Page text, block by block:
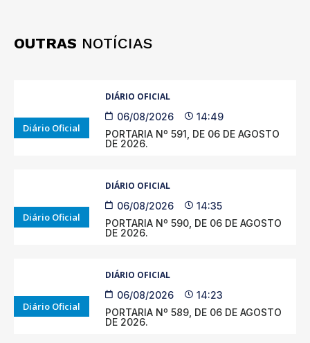
OUTRAS NOTÍCIAS
Diário Oficial
DIÁRIO OFICIAL
06/08/2026
14:49
PORTARIA Nº 591, DE 06 DE AGOSTO
DE 2026.
Diário Oficial
DIÁRIO OFICIAL
06/08/2026
14:35
PORTARIA Nº 590, DE 06 DE AGOSTO
DE 2026.
Diário Oficial
DIÁRIO OFICIAL
06/08/2026
14:23
PORTARIA Nº 589, DE 06 DE AGOSTO
DE 2026.